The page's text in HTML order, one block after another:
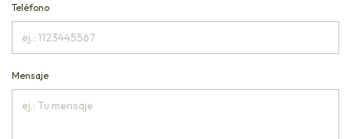
Teléfono
Mensaje